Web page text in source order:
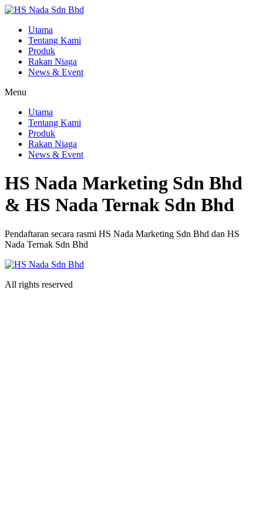
Utama
Tentang Kami
Produk
Rakan Niaga
News & Event
Menu
Utama
Tentang Kami
Produk
Rakan Niaga
News & Event
HS Nada Marketing Sdn Bhd
& HS Nada Ternak Sdn Bhd
Pendaftaran secara rasmi HS Nada Marketing Sdn Bhd dan HS
Nada Ternak Sdn Bhd
All rights reserved